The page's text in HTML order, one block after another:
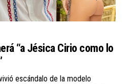
“a Jésica Cirio como lo
escándalo de la modelo